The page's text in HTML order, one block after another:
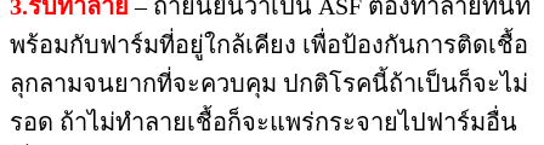
3.รีบทำลาย​ – ถ้ายืนยันว่าเป็น ASF ต้องทำลายทันที​
พร้อมกับฟาร์มที่อยู่ใกล้เคียง​ เพื่อป้องกันการติดเชื้อ
ลุกลามจนยากที่จะควบคุม​ ปกติโรคนี้ถ้าเป็นก็จะไม่
รอด​ ถ้าไม่ทำลายเชื้อก็จะแพร่กระจายไปฟาร์มอื่น